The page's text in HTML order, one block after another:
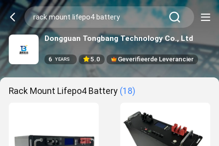
Dongguan Tongbang Technology Co., Ltd
6 YEARS 5.0 Geverifieerde Leverancier
Rack Mount Lifepo4 Battery (18)